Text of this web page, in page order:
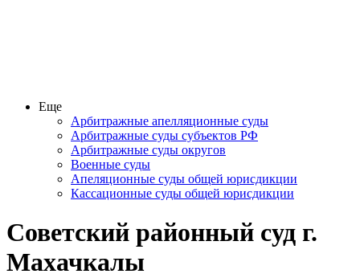
Еще
Арбитражные апелляционные суды
Арбитражные суды субъектов РФ
Арбитражные суды округов
Военные суды
Апеляционные суды общей юрисдикции
Кассационные суды общей юрисдикции
Советский районный суд г.
Махачкалы